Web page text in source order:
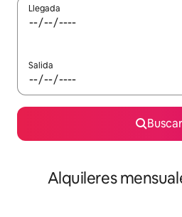
Llegada
Salida
Buscar
Alquileres